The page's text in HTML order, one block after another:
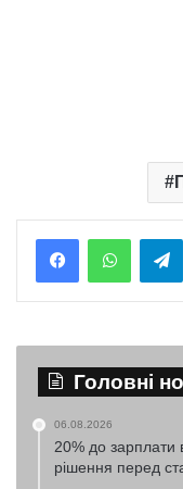
Головні
06.08.2026
20% до зарплати
рішення перед